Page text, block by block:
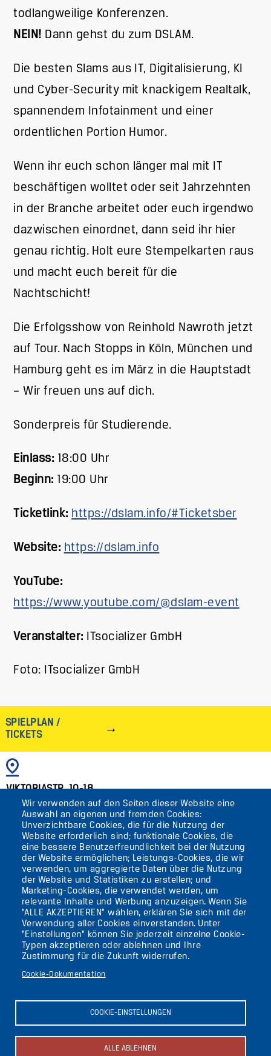
Wir verwenden auf den Seiten dieser Website eine
Auswahl an eigenen und fremden Cookies:
Unverzichtbare Cookies, die für die Nutzung der
Website erforderlich sind; funktionale Cookies, die
eine bessere Benutzerfreundlichkeit bei der Nutzung
der Website ermöglichen; Leistungs-Cookies, die wir
verwenden, um aggregierte Daten über die Nutzung
der Website und Statistiken zu erstellen; und
Marketing-Cookies, die verwendet werden, um
relevante Inhalte und Werbung anzuzeigen. Wenn Sie
"ALLE AKZEPTIEREN" wählen, erklären Sie sich mit der
Verwendung aller Cookies einverstanden. Unter
"Einstellungen" können Sie jederzeit einzelne Cookie-
Typen akzeptieren oder ablehnen und Ihre
Zustimmung für die Zukunft widerrufen.
Cookie-Dokumentation
COOKIE-EINSTELLUNGEN
ALLE ABLEHNEN
todlangweilige Konferenzen.
NEIN! Dann gehst du zum DSLAM.
Die besten Slams aus IT, Digitalisierung, KI
und Cyber-Security mit knackigem Realtalk,
spannendem Infotainment und einer
ordentlichen Portion Humor.
Wenn ihr euch schon länger mal mit IT
beschäftigen wolltet oder seit Jahrzehnten
in der Branche arbeitet oder euch irgendwo
dazwischen einordnet, dann seid ihr hier
genau richtig. Holt eure Stempelkarten raus
und macht euch bereit für die
Nachtschicht!
Die Erfolgsshow von Reinhold Nawroth jetzt
auf Tour. Nach Stopps in Köln, München und
Hamburg geht es im März in die Hauptstadt
– Wir freuen uns auf dich.
Sonderpreis für Studierende.
Einlass: 18:00 Uhr
Beginn: 19:00 Uhr
Ticketlink: https://dslam.info/#Ticketsber
Website: https://dslam.info
YouTube:
https://www.youtube.com/@dslam-event
Veranstalter: ITsocializer GmbH
Foto: ITsocializer GmbH
SPIELPLAN /
TICKETS
BILD
VIKTORIASTR. 10-18
12105 BERLIN
TEMPELHOF
AKTUELLES
KONTAKT
DIE UFAFABRIK
BERLIN
Suche
Secondary
menu
(GERMAN)